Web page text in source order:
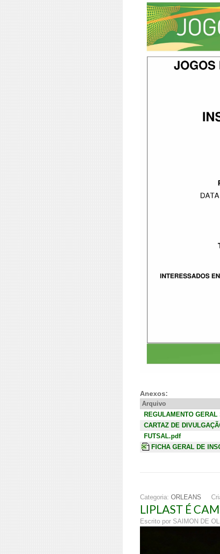
Anexos:
Arquivo
REGULAMENTO
CARTAZ DE
FUTSAL.pdf
FICHA GERAL DE
Categoria: ORLEANS
LIPLAST É
Escrito por SAIMON DE